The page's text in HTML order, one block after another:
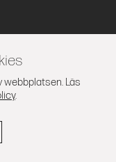
webbplatsen. Läs
.